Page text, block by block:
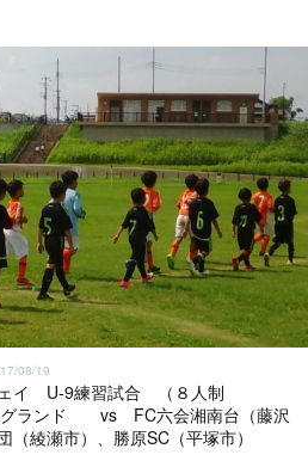
08/19
イ U-9練習試合 （８人制
ランド vs FC六会湘南台（藤沢
綾瀬市）、勝原SC（平塚市）